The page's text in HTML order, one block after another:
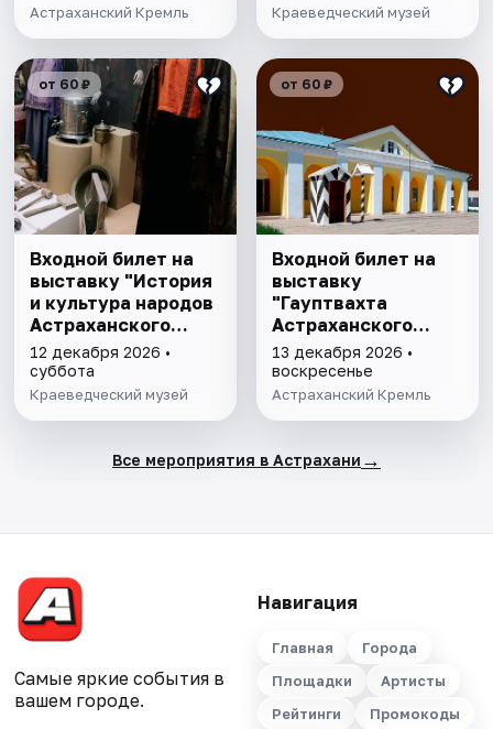
Астраханский Кремль Краеведческий музей
от 60 ₽
Входной билет на
выставку "История
и культура народов
Астраханского
края"
12 декабря 2026 •
суббота
Краеведческий музей
от 60 ₽
Входной билет на
выставку
"Гауптвахта
Астраханского
гарнизона. XIX в."
13 декабря 2026 •
воскресенье
Астраханский Кремль
Все мероприятия в Астрахани →
Самые яркие события в
вашем городе.
Навигация
Главная
Города
Площадки
Артисты
Рейтинги
Промокоды